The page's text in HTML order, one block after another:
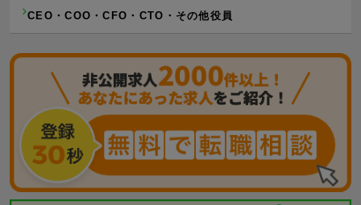
CEO・COO・CFO・CTO・その他役員